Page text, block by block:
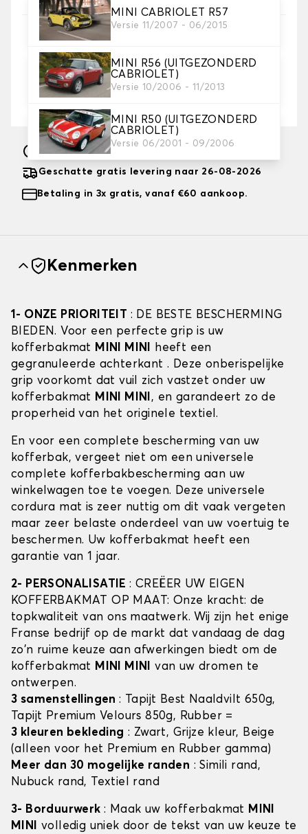
MINI CABRIOLET R57
Versie 11/2007 - 06/2015
MINI R56 (UITGEZONDERD
CABRIOLET)
Versie 10/2006 - 11/2013
MINI R50 (UITGEZONDERD
CABRIOLET)
Versie 06/2001 - 09/2006
6. Borduurwerk
voeg een persoonlijk tintje toe met een tekst en/off
een icoontje
Tekst en logo toevoegen
Vervaardigd in 10 werkdagen
Geschatte gratis levering naar 26-08-2026
Betaling in 3x gratis, vanaf €60 aankoop.
Kenmerken
1- ONZE PRIORITEIT : DE BESTE BESCHERMING
BIEDEN. Voor een perfecte grip is uw
kofferbakmat MINI MINI heeft een
gegranuleerde achterkant . Deze onberispelijke
grip voorkomt dat vuil zich vastzet onder uw
kofferbakmat MINI MINI, en garandeert zo de
properheid van het originele textiel.
En voor een complete bescherming van uw
kofferbak, vergeet niet om een universele
complete kofferbakbescherming aan uw
winkelwagen toe te voegen. Deze universele
cordura mat is zeer nuttig om dit vaak vergeten
maar zeer belaste onderdeel van uw voertuig te
beschermen. Uw kofferbakmat heeft een
garantie van 1 jaar.
2- PERSONALISATIE: CREËER UW EIGEN
KOFFERBAKMAT OP MAAT: Onze kracht: de
topkwaliteit van ons maatwerk. Wij zijn het enige
Franse bedrijf op de markt dat vandaag de dag
zo'n ruime keuze aan afwerkingen biedt om de
kofferbakmat MINI MINI van uw dromen te
ontwerpen.
3 samenstellingen: Tapijt Best Naaldvilt 650g,
Tapijt Premium Velours 850g, Rubber =
3 kleuren bekleding : Zwart, Grijze kleur, Beige
(alleen voor het Premium en Rubber gamma)
Meer dan 30 mogelijke randen : Simili rand,
Nubuck rand, Textiel rand
3- Borduurwerk : Maak uw kofferbakmat MINI
MINI volledig uniek door de tekst van uw keuze te